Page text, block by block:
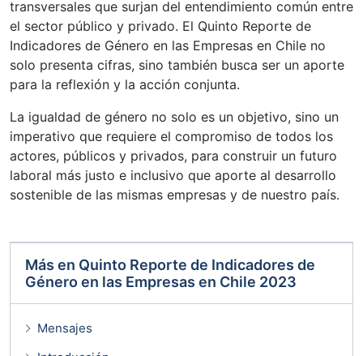
transversales que surjan del entendimiento común entre
el sector público y privado. El Quinto Reporte de
Indicadores de Género en las Empresas en Chile no
solo presenta cifras, sino también busca ser un aporte
para la reflexión y la acción conjunta.
La igualdad de género no solo es un objetivo, sino un
imperativo que requiere el compromiso de todos los
actores, públicos y privados, para construir un futuro
laboral más justo e inclusivo que aporte al desarrollo
sostenible de las mismas empresas y de nuestro país.
Más en Quinto Reporte de Indicadores de
Género en las Empresas en Chile 2023
Mensajes